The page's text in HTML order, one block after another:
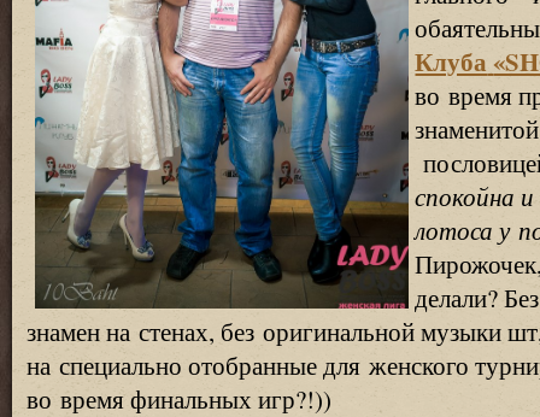
Клуба
во время
спокойна
лотоса у
делали?
знамен на стенах, без оригинальной музыки
на специально отобранные для женского
во время финальных игр?!))